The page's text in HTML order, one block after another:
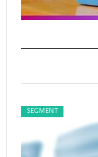
SEGMENT